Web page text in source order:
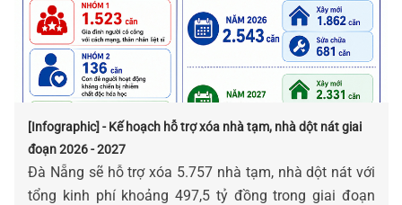
[Infographic] - Kế hoạch hỗ trợ xóa nhà tạm, nhà dột nát giai
đoạn 2026 - 2027
Đà Nẵng sẽ hỗ trợ xóa 5.757 nhà tạm, nhà dột nát với
tổng kinh phí khoảng 497,5 tỷ đồng trong giai đoạn